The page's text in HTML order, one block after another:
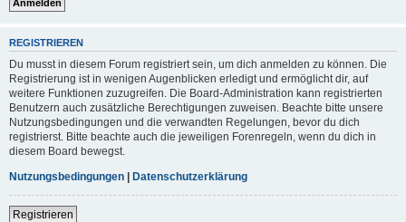
REGISTRIEREN
Du musst in diesem Forum registriert sein, um dich anmelden zu können. Die
Registrierung ist in wenigen Augenblicken erledigt und ermöglicht dir, auf
weitere Funktionen zuzugreifen. Die Board-Administration kann registrierten
Benutzern auch zusätzliche Berechtigungen zuweisen. Beachte bitte unsere
Nutzungsbedingungen und die verwandten Regelungen, bevor du dich
registrierst. Bitte beachte auch die jeweiligen Forenregeln, wenn du dich in
diesem Board bewegst.
Nutzungsbedingungen | Datenschutzerklärung
Registrieren